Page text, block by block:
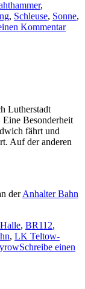
,
, Schleuse, Sonne,
Kommentarzu
Lutherstadt
Besonderheit
fährt und
Auf der anderen
derAnhalter Bahn
, BR112,
, LK Teltow-
Schreibe einen